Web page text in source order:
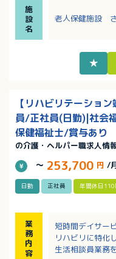
・賞与年3回支
り
施
設
名
老人保健施設
★
【リハビリテーショ
員/正社員(日勤)|社会
保健福祉士/賞与あり
の介護・ヘルパー職求人情
～ 253,700 円 /
日勤 正社員 年間休日110
業
務
内
容
短時間デイサー
リハビリに特化
生活相談員業務